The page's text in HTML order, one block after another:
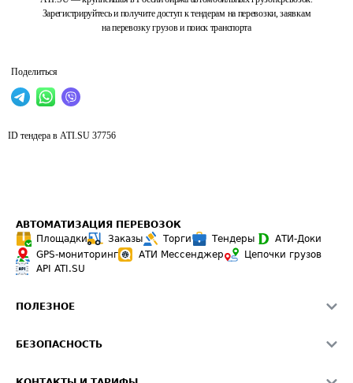
Зарегистрируйтесь и получите доступ к тендерам на перевозки, заявкам
на перевозку грузов и поиск транспорта
Поделиться
ID тендера в ATI.SU 37756
АВТОМАТИЗАЦИЯ ПЕРЕВОЗОК
Площадки
Заказы Торги Тендеры
АТИ-Доки
GPS-мониторинг
АТИ Мессенджер
Цепочки грузов
API ATI.SU
ПОЛЕЗНОЕ
Звезды ATI.SU на вашем сайте
БЕЗОПАСНОСТЬ